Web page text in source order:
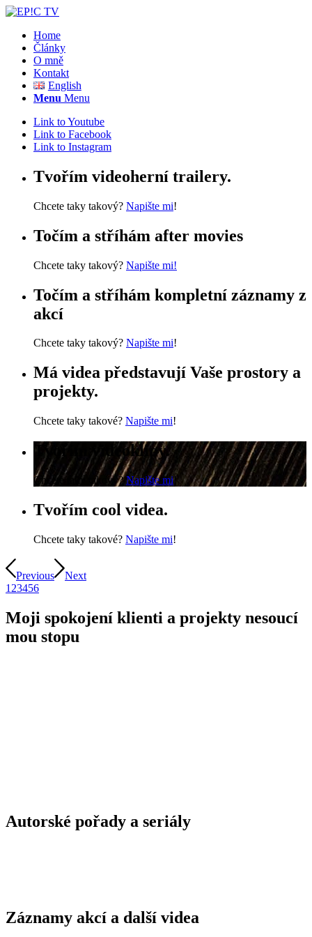
Home
Články
O mně
Kontakt
English
Menu Menu
Link to Youtube
Link to Facebook
Link to Instagram
Tvořím videoherní trailery.
Chcete taky takový? Napište mi!
Točím a stříhám after movies
Chcete taky takový? Napište mi!
Točím a stříhám kompletní záznamy z
akcí
Chcete taky takový? Napište mi!
Má videa představují Vaše prostory a
projekty.
Chcete taky takové? Napište mi!
Tvořím videoklipy.
Chcete taky takový?Napište mi!
Tvořím cool videa.
Chcete taky takové? Napište mi!
Previous
Next
1 23456
Moji spokojení klienti a projekty nesoucí
mou stopu
Autorské pořady a seriály
Záznamy akcí a další videa